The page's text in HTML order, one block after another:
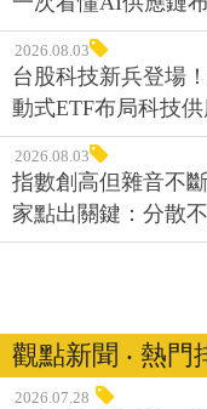
2026.08.03
台股科技新兵登場
動式ETF布局科技
2026.08.03
指數創高但雜音不
家點出關鍵：分散
觀點新聞 ‧ 熱門
2026.07.28